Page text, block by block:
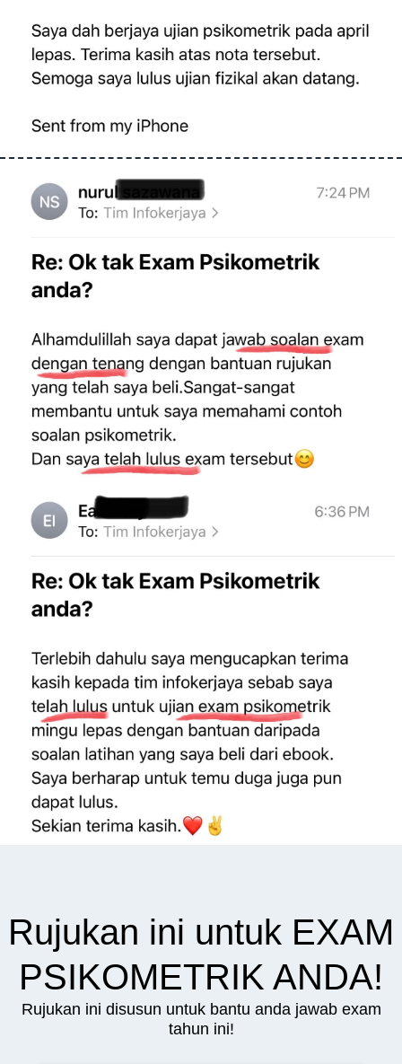
Rujukan ini untuk EXAM
PSIKOMETRIK ANDA!
Rujukan ini disusun untuk bantu anda jawab exam
tahun ini!